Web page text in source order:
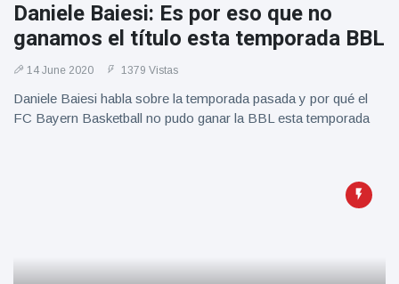
Daniele Baiesi: Es por eso que no
ganamos el título esta temporada BBL
14 June 2020 1379 Vistas
Daniele Baiesi habla sobre la temporada pasada y por qué el
FC Bayern Basketball no pudo ganar la BBL esta temporada